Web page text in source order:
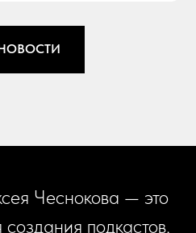
Чеснокова — это
подкастов,